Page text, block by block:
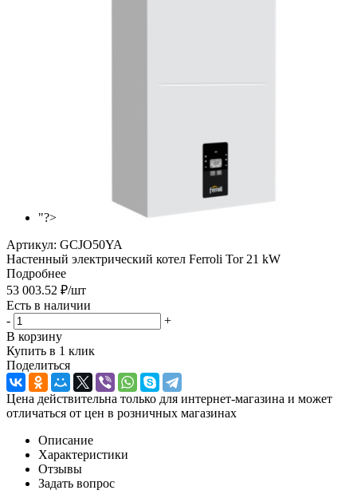
"?>
Артикул: GCJO50YA
Настенный электрический котел Ferroli Tor 21 kW
Подробнее
53 003.52 ₽/шт
Есть в наличии
-
+
В корзину
Купить в 1 клик
Поделиться
Цена действительна только для интернет-магазина и может
отличаться от цен в розничных магазинах
Описание
Характеристики
Отзывы
Задать вопрос